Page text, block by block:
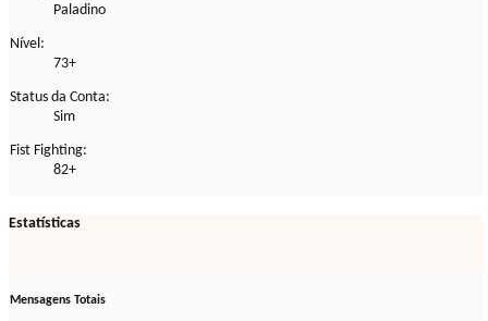
Paladino
Nível:
73+
Status da Conta:
Sim
Fist Fighting:
82+
Estatísticas
Mensagens Totais